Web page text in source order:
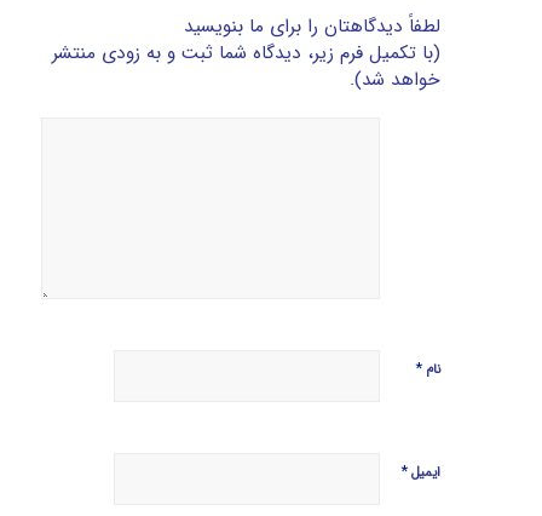
لطفاً دیدگاهتان را برای ما بنویسید
(با تکمیل فرم زیر، دیدگاه شما ثبت و به زودی منتشر
خواهد شد).
نام *
ایمیل*